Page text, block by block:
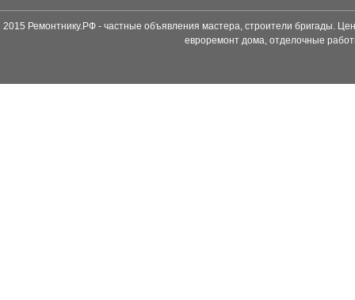
2015 Ремонтнику.РФ - частные объявления мастера, строители бригады.
евроремонт дома, отделочные